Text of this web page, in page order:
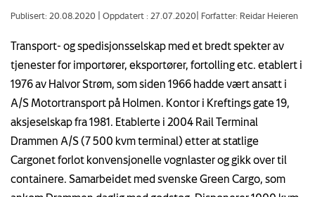
Publisert: 20.08.2020 Oppdatert : 27.07.2020 Forfatter: Reidar Heieren
Transport- og spedisjonsselskap med et bredt spekter av
tjenester for importører, eksportører, fortolling etc. etablert i
1976 av Halvor Strøm, som siden 1966 hadde vært ansatt i
A/S Motortransport på Holmen. Kontor i Kreftings gate 19,
aksjeselskap fra 1981. Etablerte i 2004 Rail Terminal
Drammen A/S (7 500 kvm terminal) etter at statlige
Cargonet forlot konvensjonelle vognlaster og gikk over til
containere. Samarbeidet med svenske Green Cargo, som